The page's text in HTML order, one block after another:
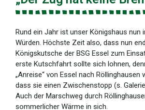
Rund ein Jahr ist unser Königshaus nun
Würden. Höchste Zeit also, dass nun
Königskutsche der BSG Essel zum
erste Kutschfahrt sollte sich lohnen,
„Anreise“ von Essel nach Röllinghausen
dass sie einen Zwischenstopp (s.
Auch der Marschweg durch
sommerlicher Wärme in sich.